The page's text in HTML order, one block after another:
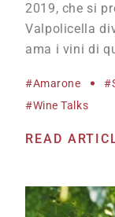
2019, che si
Valpolicella
ama i vini di
#Amarone
#wine Talks
READ